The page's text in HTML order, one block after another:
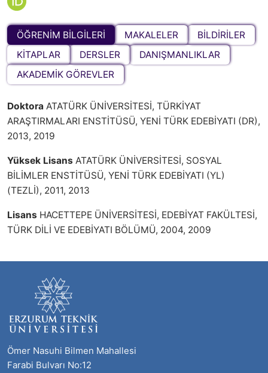
ÖĞRENİM BİLGİLERİ MAKALELER
BİLDİRİLER
KİTAPLAR
DERSLER
DANIŞMANLIKLAR
AKADEMİK GÖREVLER
Doktora ATATÜRK ÜNİVERSİTESİ, TÜRKİYAT
ARAŞTIRMALARI ENSTİTÜSÜ, YENİ TÜRK EDEBİYATI (DR),
2013, 2019
Yüksek Lisans ATATÜRK ÜNİVERSİTESİ, SOSYAL
BİLİMLER ENSTİTÜSÜ, YENİ TÜRK EDEBİYATI (YL)
(TEZLİ), 2011, 2013
Lisans HACETTEPE ÜNİVERSİTESİ, EDEBİYAT FAKÜLTESİ,
TÜRK DİLİ VE EDEBİYATI BÖLÜMÜ, 2004, 2009
Ömer Nasuhi Bilmen Mahallesi
Farabi Bulvarı No:12